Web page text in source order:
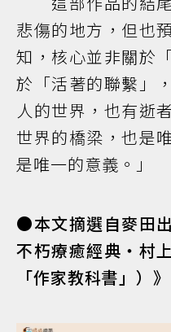
悲傷的地方，但也
知，核心並非關於
於「活著的聯繫」
人的世界，也有逝
世界的橋梁，也是
是唯一的意義。」
●本文摘選自麥田
不朽療癒經典‧村
「作家教科書」）》